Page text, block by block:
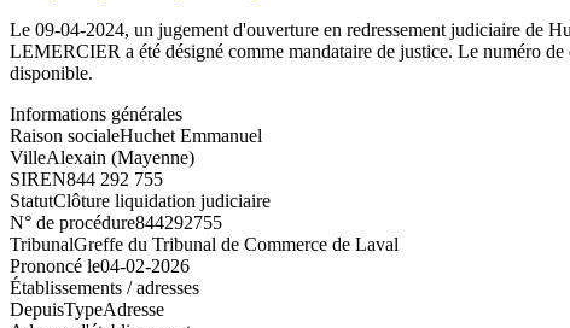
Le 09-04-2024, un jugement d'ouverture en redressement judiciaire de
LEMERCIER a été désigné comme mandataire de justice. Le numéro
disponible.
Informations générales
Raison socialeHuchet Emmanuel
VilleAlexain (Mayenne)
SIREN844 292 755
StatutClôture liquidation judiciaire
N° de procédure844292755
TribunalGreffe du Tribunal de Commerce de Laval
Prononcé le04-02-2026
Établissements / adresses
DepuisTypeAdresse